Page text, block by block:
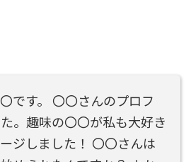
です。 〇〇さんのプロフ
。趣味の〇〇が私も大好き
ジしました！ 〇〇さんは